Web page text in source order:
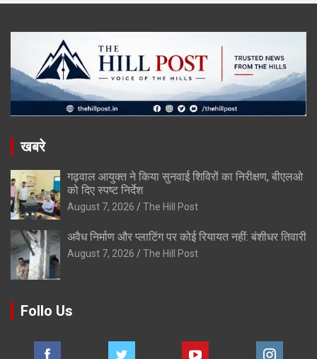
खबरे
गढ़वाल आयुक्त ने किया सुनवाई शिविरों का निरीक्षण, बीएलओ
को दिए स्पष्ट निर्देश
August 7, 2026 The Hill Post
अवैध निर्माण और प्लाटिंग पर कोई रियायत नहीं: बंशीधर तिवारी
August 7, 2026 The Hill Post
Follo Us